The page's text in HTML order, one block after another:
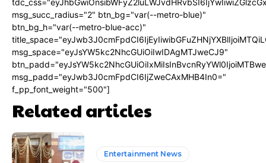
msg_succ_radius="2" btn_bg="var(--metro-blue)"
btn_bg_h="var(--metro-blue-acc)"
msg_space="eyJsYW5kc2NhcGUiOiIwIDAgMTJweCJ9"
msg_padd="eyJwb3J0cmFpdCI6IjZweCAxMHB4In0="
f_pp_font_weight="500"]
Related articles
Entertainment News